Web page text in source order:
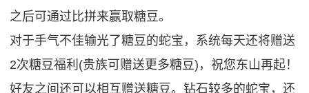
之后可通过比拼来赢取糖豆。
对于手气不佳输光了糖豆的蛇宝，系统每天还将赠送
2次糖豆福利(贵族可赠送更多糖豆)，祝您东山再起！
好友之间还可以相互赠送糖豆。钻石较多的蛇宝，还